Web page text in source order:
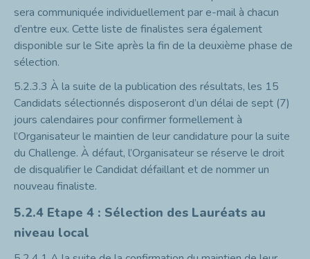
sera communiquée individuellement par e-mail à chacun
d’entre eux. Cette liste de finalistes sera également
disponible sur le Site après la fin de la deuxième phase de
sélection.
5.2.3.3 À la suite de la publication des résultats, les 15
Candidats sélectionnés disposeront d’un délai de sept (7)
jours calendaires pour confirmer formellement à
l’Organisateur le maintien de leur candidature pour la suite
du Challenge. À défaut, l’Organisateur se réserve le droit
de disqualifier le Candidat défaillant et de nommer un
nouveau finaliste.
5.2.4 Etape 4 : Sélection des Lauréats au
niveau local